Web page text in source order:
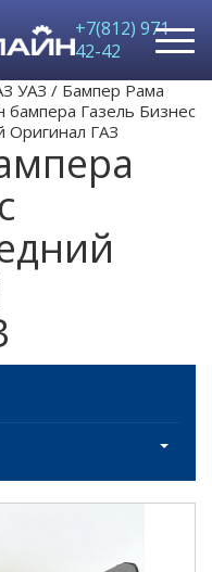
+7(812) 971-
42-42
УАЗ / Бампер Рама
бампера Газель Бизнес
Оригинал ГАЗ